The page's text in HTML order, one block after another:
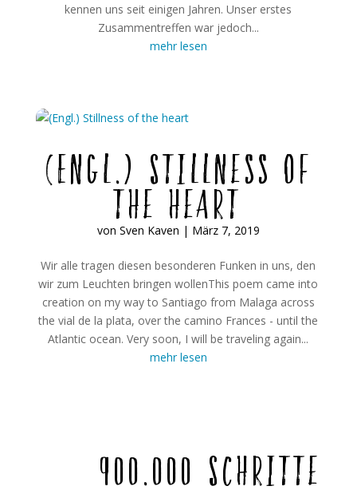
kennen uns seit einigen Jahren. Unser erstes
Zusammentreffen war jedoch...
mehr lesen
(Engl.) Stillness of
the heart
von Sven Kaven | März 7, 2019
Wir alle tragen diesen besonderen Funken in uns, den
wir zum Leuchten bringen wollenThis poem came into
creation on my way to Santiago from Malaga across
the vial de la plata, over the camino Frances - until the
Atlantic ocean. Very soon, I will be traveling again...
mehr lesen
900.000 Schritte